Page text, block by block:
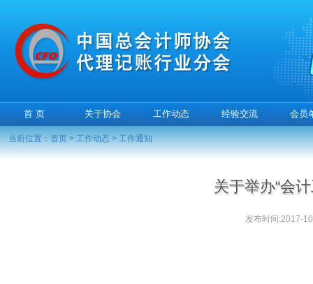
首 页 关于协会 工作动态 经验交流 会员
当前位置：首页>工作动态>工作通知
关于举办“会
发布时间:2017-